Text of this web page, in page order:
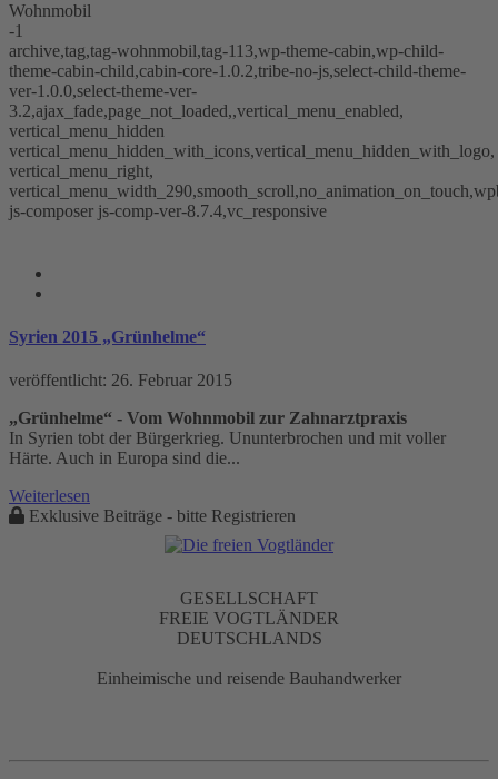
Wohnmobil
-1
archive,tag,tag-wohnmobil,tag-113,wp-theme-cabin,wp-child-
theme-cabin-child,cabin-core-1.0.2,tribe-no-js,select-child-theme-
ver-1.0.0,select-theme-ver-
3.2,ajax_fade,page_not_loaded,,vertical_menu_enabled,
vertical_menu_hidden
vertical_menu_hidden_with_icons,vertical_menu_hidden_with_logo,
vertical_menu_right,
js-composer js-comp-ver-8.7.4,vc_responsive
Wohnmobil Tag
Syrien 2015 „Grünhelme“
veröffentlicht: 26. Februar 2015
„Grünhelme“ - Vom Wohnmobil zur Zahnarztpraxis
In Syrien tobt der Bürgerkrieg. Ununterbrochen und mit voller
Härte. Auch in Europa sind die...
Weiterlesen
Exklusive Beiträge - bitte Registrieren
GESELLSCHAFT
FREIE VOGTLÄNDER
DEUTSCHLANDS
Einheimische und reisende Bauhandwerker